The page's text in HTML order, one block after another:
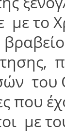
το
του
που
με